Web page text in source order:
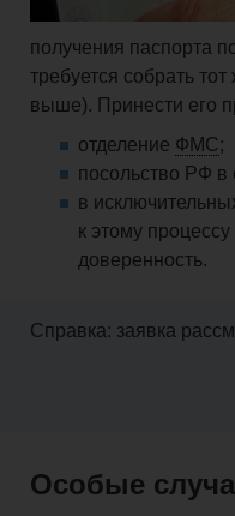
получения паспорта
требуется собрать
выше). Принести его
отделение ФМС ;
посольство РФ в
в
к этому
доверенность.
Справка: заявка
Особые